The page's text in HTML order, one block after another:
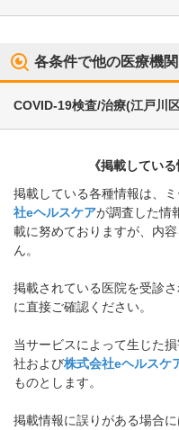
各条件で他の医療機
COVID-19検査/治療(江戸川
《掲載してい
掲載している各種情報は、
社eヘルスケアが調査した情
載に努めておりますが、内
ん。
掲載されている医院を受診
に直接ご確認ください。
当サービスによって生じた
社および株式会社eヘルスケ
ものとします。
掲載情報に誤りがある場合に